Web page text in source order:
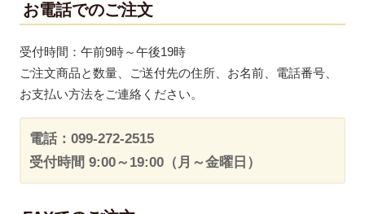
お電話でのご注文
受付時間：午前9時～午後19時
ご注文商品と数量、ご送付先の住所、お名前、電話番号、
お支払い方法をご連絡ください。
電話：099-272-2515
受付時間 9:00～19:00（月～金曜日）